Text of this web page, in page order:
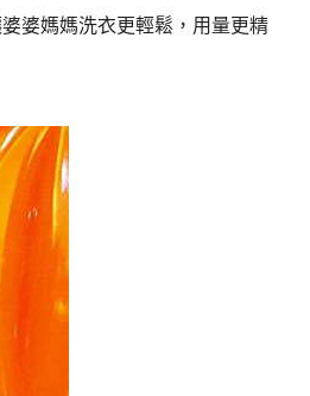
婆媽媽洗衣更輕鬆，用量更精